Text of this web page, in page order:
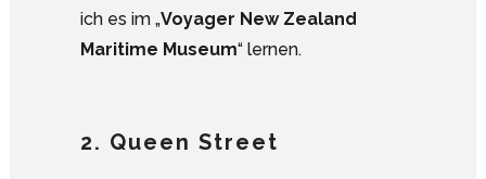
ich es im „Voyager New Zealand
Maritime Museum“ lernen.
2. Queen Street